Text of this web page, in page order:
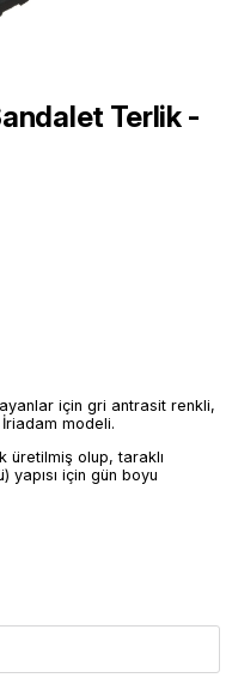
Terlik -
için gri antrasit renkli,
İriadam modeli.
üretilmiş olup, taraklı
için gün boyu